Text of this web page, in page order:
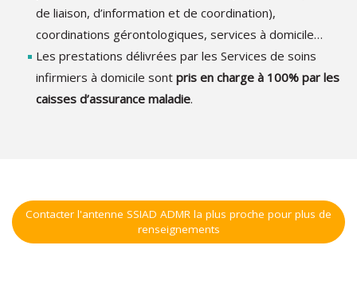
de liaison, d’information et de coordination),
coordinations gérontologiques, services à domicile…
Les prestations délivrées par les Services de soins
infirmiers à domicile sont pris en charge à 100% par les
caisses d’assurance maladie.
Contacter l'antenne SSIAD ADMR la plus proche pour plus de
renseignements